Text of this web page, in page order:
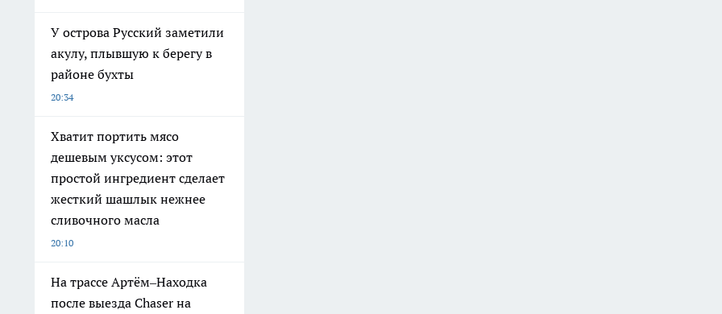
У острова Русский заметили
акулу, плывшую к берегу в
районе бухты
20:34
Хватит портить мясо
дешевым уксусом: этот
простой ингредиент сделает
жесткий шашлык нежнее
сливочного масла
20:10
На трассе Артём–Находка
после выезда Chaser на